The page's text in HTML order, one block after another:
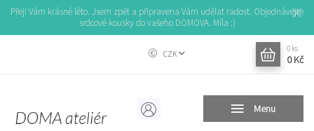
Přeji Vám krásné léto. Jsem zpět a připravena Vám udělat radost. Objednávejte
srdcové kousky do vašeho DOMOVA. Míla :)
Menu
CZK
0 ks
0 Kč